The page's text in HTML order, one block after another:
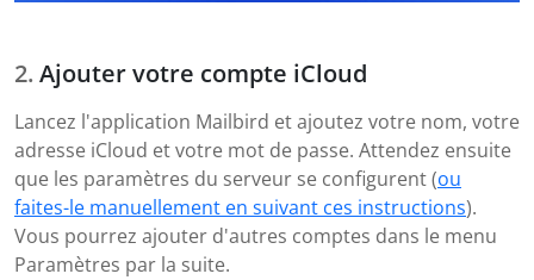
Ajouter votre compte iCloud
Lancez l'application Mailbird et ajoutez votre nom, votre
adresse iCloud et votre mot de passe. Attendez ensuite
que les paramètres du serveur se configurent (ou
faites-le manuellement en suivant ces instructions).
Vous pourrez ajouter d'autres comptes dans le menu
Paramètres par la suite.